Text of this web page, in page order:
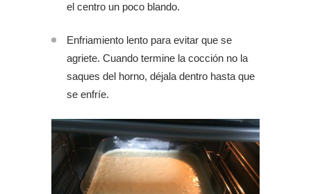
el centro un poco blando.
Enfriamiento lento para evitar que se
agriete. Cuando termine la cocción no la
saques del horno, déjala dentro hasta que
se enfríe.